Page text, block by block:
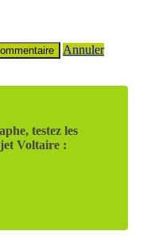
Annuler
testez les
Voltaire :